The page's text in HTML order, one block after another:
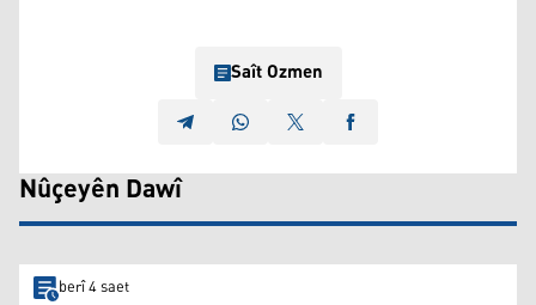
Saît Ozmen
Nûçeyên Dawî
berî 4 saet